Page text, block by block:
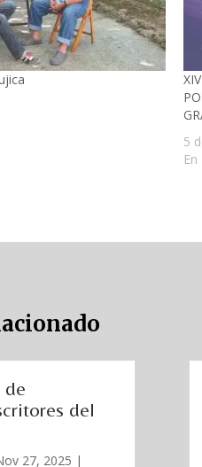
5
de
del
27, 2025 |